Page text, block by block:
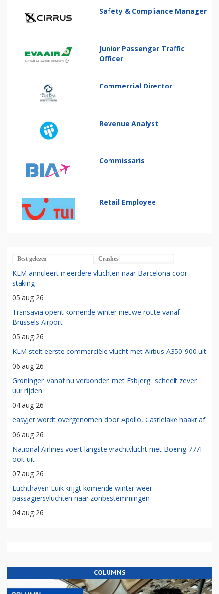
Safety & Compliance Manager
Junior Passenger Traffic
Officer
Commercial Director
Revenue Analyst
Commissaris
Retail Employee
Best gelezen Crashes
KLM annuleert meerdere vluchten naar Barcelona door
staking
05 aug 26
Transavia opent komende winter nieuwe route vanaf
Brussels Airport
05 aug 26
KLM stelt eerste commerciële vlucht met Airbus A350-900 uit
06 aug 26
Groningen vanaf nu verbonden met Esbjerg: 'scheelt zeven
uur rijden'
04 aug 26
easyJet wordt overgenomen door Apollo, Castlelake haakt af
06 aug 26
National Airlines voert langste vrachtvlucht met Boeing 777F
ooit uit
07 aug 26
Luchthaven Luik krijgt komende winter weer
passagiersvluchten naar zonbestemmingen
04 aug 26
COLUMNS